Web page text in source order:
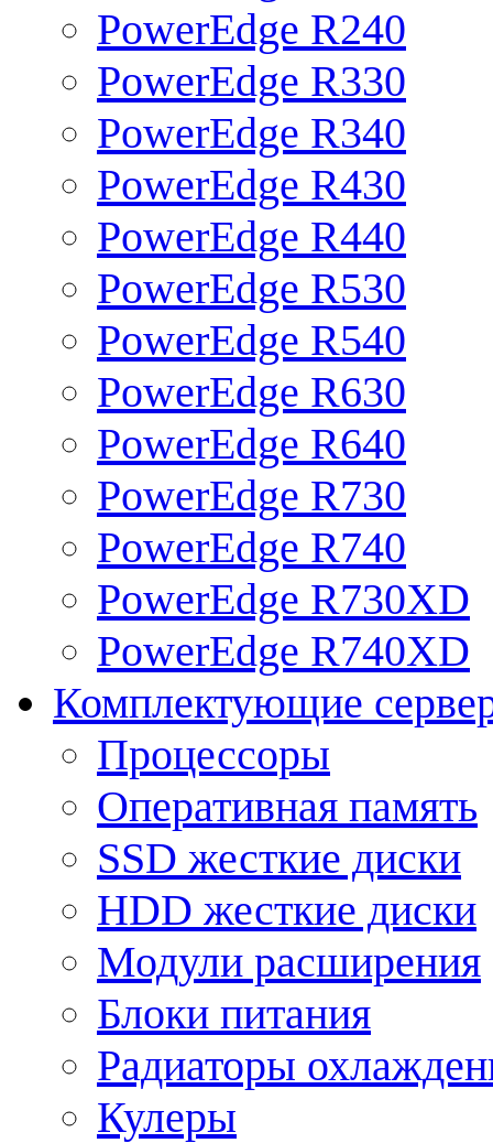
PowerEdge R240
PowerEdge R330
PowerEdge R340
PowerEdge R430
PowerEdge R440
PowerEdge R530
PowerEdge R540
PowerEdge R630
PowerEdge R640
PowerEdge R730
PowerEdge R740
PowerEdge R730XD
PowerEdge R740XD
Комплектующие
Процессоры
Оперативная память
SSD жесткие диски
HDD жесткие диски
Модули расширения
Блоки питания
Радиаторы
Кулеры